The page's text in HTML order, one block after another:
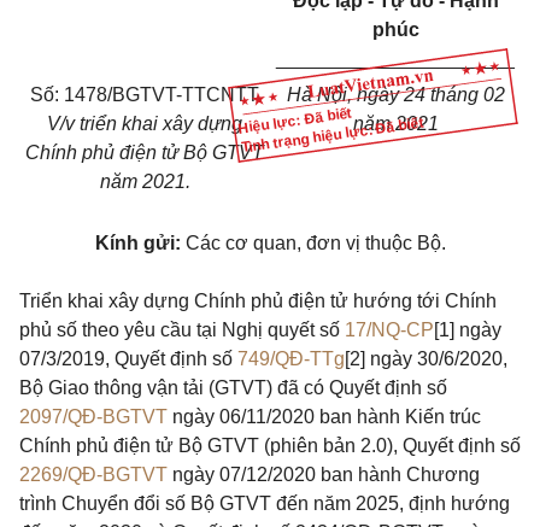
Hiệu lực: Đã biết
Tình trạng hiệu lực: Đã biết
phúc
______________________
Số: 1478/BGTVT-TTCNTT
V/v triển khai xây dựng
Chính phủ điện tử Bộ GTVT
năm 2021.
Hà Nội, ngày 24 tháng 02
năm 2021
Kính gửi: Các cơ quan, đơn vị thuộc Bộ.
Triển khai xây dựng Chính phủ điện tử hướng tới Chính
phủ số theo yêu cầu tại Nghị quyết số 17/NQ-CP[1] ngày
07/3/2019, Quyết định số 749/QĐ-TTg[2] ngày 30/6/2020,
Bộ Giao thông vận tải (GTVT) đã có Quyết định số
2097/QĐ-BGTVT ngày 06/11/2020 ban hành Kiến trúc
Chính phủ điện tử Bộ GTVT (phiên bản 2.0), Quyết định số
2269/QĐ-BGTVT ngày 07/12/2020 ban hành Chương
trình Chuyển đổi số Bộ GTVT đến năm 2025, định hướng